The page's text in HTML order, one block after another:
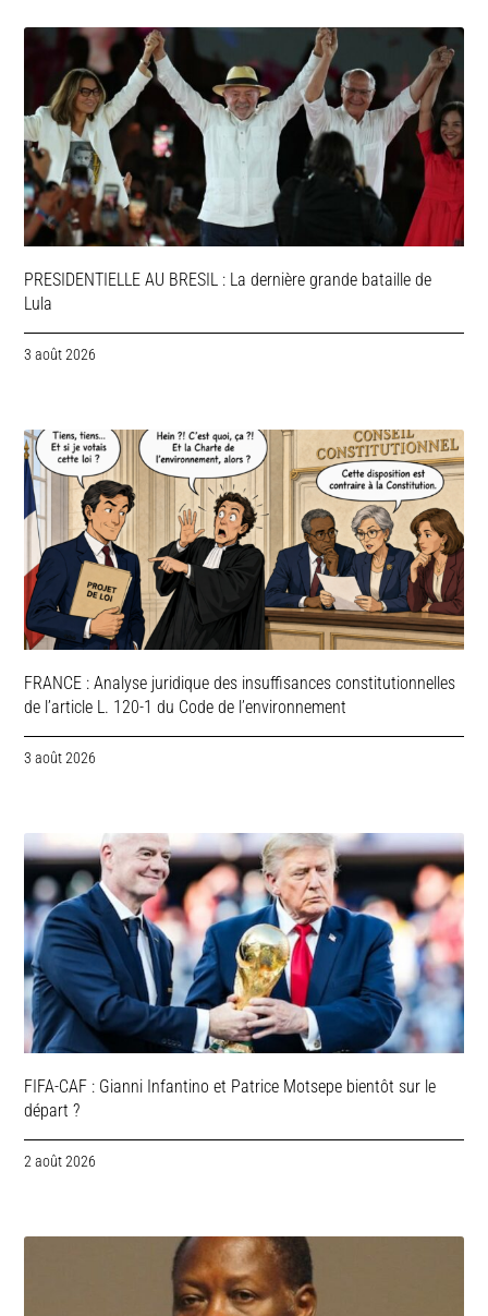
PRESIDENTIELLE AU BRESIL : La dernière grande bataille de
Lula
3 août 2026
FRANCE : Analyse juridique des insuffisances constitutionnelles
de l’article L. 120-1 du Code de l’environnement
3 août 2026
FIFA-CAF : Gianni Infantino et Patrice Motsepe bientôt sur le
départ ?
2 août 2026